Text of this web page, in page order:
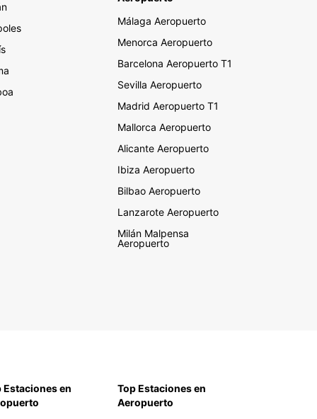
Málaga Aeropuerto
Menorca Aeropuerto
Barcelona Aeropuerto T1
Sevilla Aeropuerto
Madrid Aeropuerto T1
Mallorca Aeropuerto
Alicante Aeropuerto
Ibiza Aeropuerto
Bilbao Aeropuerto
Lanzarote Aeropuerto
Milán Malpensa
Aeropuerto
Estaciones en
Top Estaciones en
Aeropuerto